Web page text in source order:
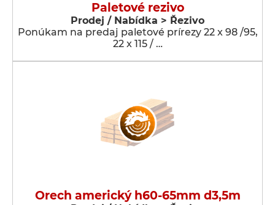
Paletové rezivo
Prodej / Nabídka > Řezivo
Ponúkam na predaj paletové prírezy 22 x 98 /95,
22 x 115 / …
Orech americký h60-65mm d3,5m